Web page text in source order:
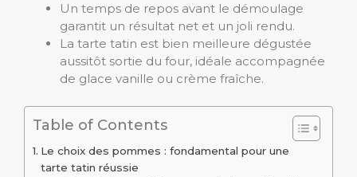
Un temps de repos avant le démoulage
garantit un résultat net et un joli rendu.
La tarte tatin est bien meilleure dégustée
aussitôt sortie du four, idéale accompagnée
de glace vanille ou crème fraîche.
Table of Contents
Le choix des pommes : fondamental pour une
tarte tatin réussie